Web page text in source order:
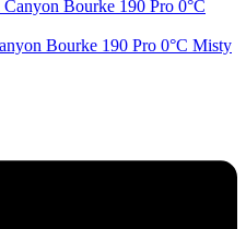
Bourke 190 Pro 0°C Misty